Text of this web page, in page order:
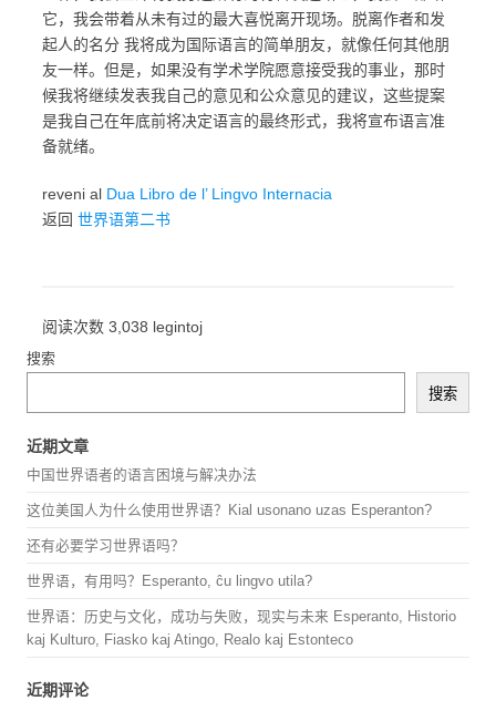
它，我会带着从未有过的最大喜悦离开现场。脱离作者和发
起人的名分 我将成为国际语言的简单朋友，就像任何其他朋
友一样。但是，如果没有学术学院愿意接受我的事业，那时
候我将继续发表我自己的意见和公众意见的建议，这些提案
是我自己在年底前将决定语言的最终形式，我将宣布语言准
备就绪。
reveni al Dua Libro de l’ Lingvo Internacia
返回 世界语第二书
阅读次数 3,038 legintoj
搜索
搜索
近期文章
中国世界语者的语言困境与解决办法
这位美国人为什么使用世界语？Kial usonano uzas Esperanton?
还有必要学习世界语吗？
世界语，有用吗？Esperanto, ĉu lingvo utila?
世界语：历史与文化，成功与失败，现实与未来 Esperanto, Historio
kaj Kulturo, Fiasko kaj Atingo, Realo kaj Estonteco
近期评论